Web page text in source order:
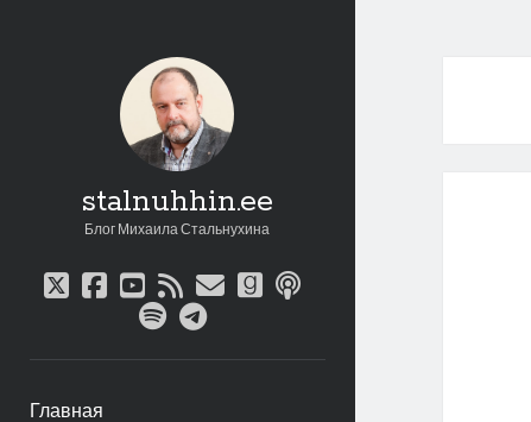
stalnuhhin.ee
Блог Михаила Стальнухина
twitter
facebook
youtube
rssemailgoodreads
podcast
spotifytelegram
Главная